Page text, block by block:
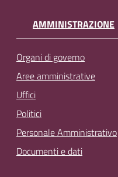
AMMINISTRAZIONE
Organi di governo
Aree amministrative
Uffici
Politici
Personale Amministrativo
Documenti e dati